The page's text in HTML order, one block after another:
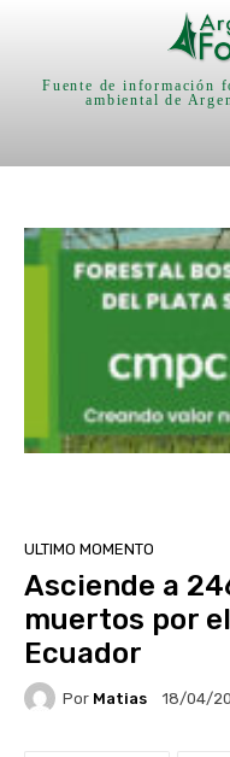
Fuente de información
ambiental de
ULTIMO MOMENTO
Asciende a
muertos por
Ecuador
Por Matias 18/04/